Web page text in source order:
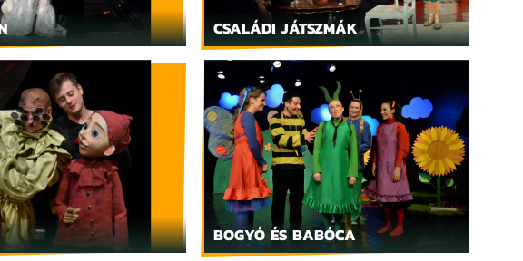
CSALÁDI JÁTSZMÁK
BOGYÓ ÉS BABÓCA